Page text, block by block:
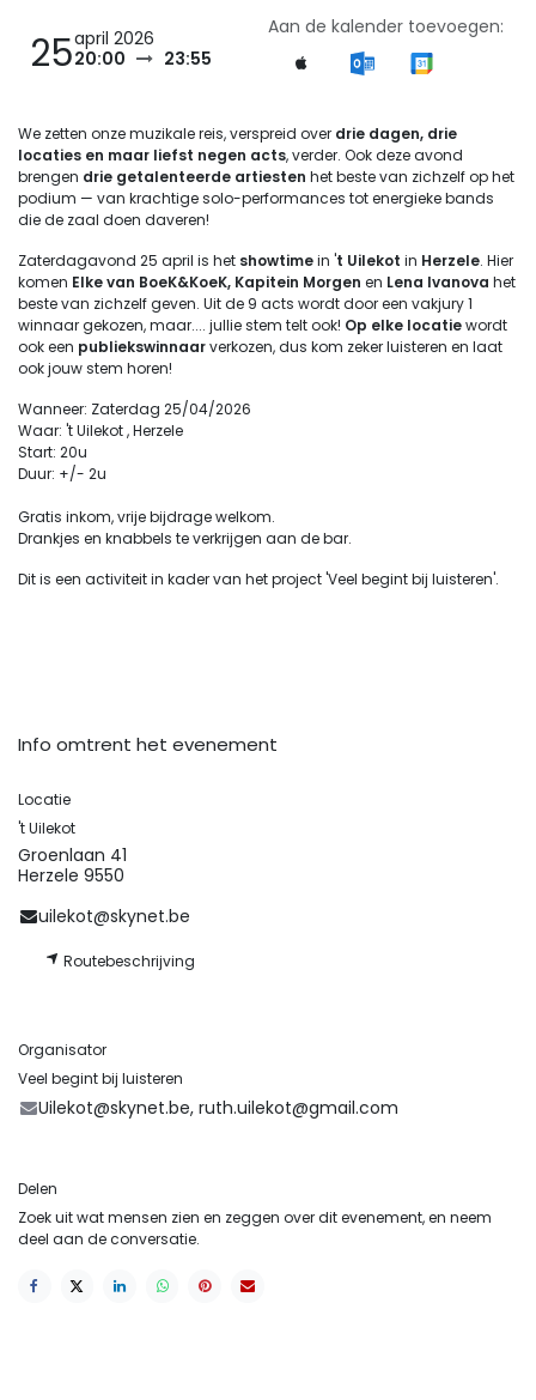
25april 2026
20:00
23:55
Aan de kalender toevoegen:
We zetten onze muzikale reis, verspreid over drie dagen, drie
locaties en maar liefst negen acts, verder. Ook deze avond
brengen drie getalenteerde artiesten het beste van zichzelf op het
podium — van krachtige solo-performances tot energieke bands
die de zaal doen daveren!
Zaterdagavond 25 april is het showtimein 't Uilekot in Herzele. Hier
komen Elke van BoeK&KoeK, Kapitein Morgen en Lena Ivanova het
beste van zichzelf geven. Uit de 9 acts wordt door een vakjury 1
winnaar gekozen, maar.... jullie stem telt ook! Op elke locatiewordt
ook een publiekswinnaarverkozen, dus kom zeker luisteren en laat
ook jouw stem horen!
Wanneer: Zaterdag 25/04/2026
Waar: 't Uilekot , Herzele
Start: 20u
Duur: +/- 2u
Gratis inkom, vrije bijdrage welkom.
Drankjes en knabbels te verkrijgen aan de bar.
Dit is een activiteit in kader van het project 'Veel begint bij luisteren'.
Info omtrent het evenement
Locatie
't Uilekot
Groenlaan 41
Herzele 9550
uilekot@skynet.be
Routebeschrijving
Organisator
Veel begint bij luisteren
Uilekot@skynet.be, ruth.uilekot@gmail.com
Delen
Zoek uit wat mensen zien en zeggen over dit evenement, en neem
deel aan de conversatie.